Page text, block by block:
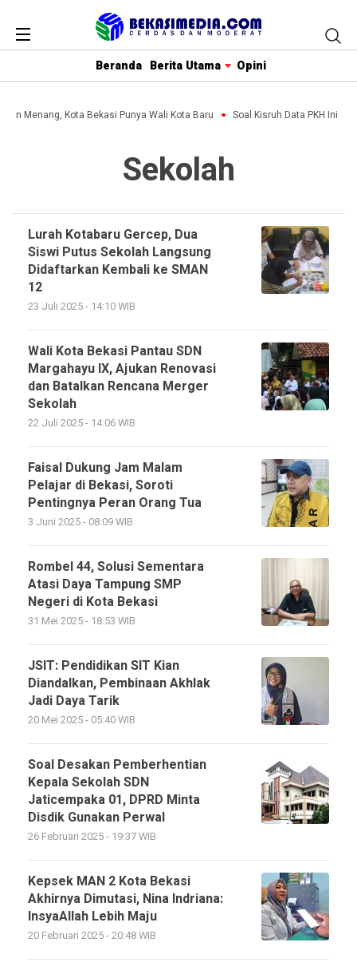
Beranda Berita Utama Opini
Menang, Kota Bekasi Punya Wali Kota Baru Soal Kisruh Data PKH Ini
Sekolah
Lurah Kotabaru Gercep, Dua
Siswi Putus Sekolah Langsung
Didaftarkan Kembali ke SMAN
12
23 Juli 2025 - 14:10 WIB
Wali Kota Bekasi Pantau SDN
Margahayu IX, Ajukan Renovasi
dan Batalkan Rencana Merger
Sekolah
22 Juli 2025 - 14:06 WIB
Faisal Dukung Jam Malam
Pelajar di Bekasi, Soroti
Pentingnya Peran Orang Tua
3 Juni 2025 - 08:09 WIB
Rombel 44, Solusi Sementara
Atasi Daya Tampung SMP
Negeri di Kota Bekasi
31 Mei 2025 - 18:53 WIB
JSIT: Pendidikan SIT Kian
Diandalkan, Pembinaan Akhlak
Jadi Daya Tarik
20 Mei 2025 - 05:40 WIB
Soal Desakan Pemberhentian
Kepala Sekolah SDN
Jaticempaka 01, DPRD Minta
Disdik Gunakan Perwal
26 Februari 2025 - 19:37 WIB
Kepsek MAN 2 Kota Bekasi
Akhirnya Dimutasi, Nina Indriana:
InsyaAllah Lebih Maju
20 Februari 2025 - 20:48 WIB